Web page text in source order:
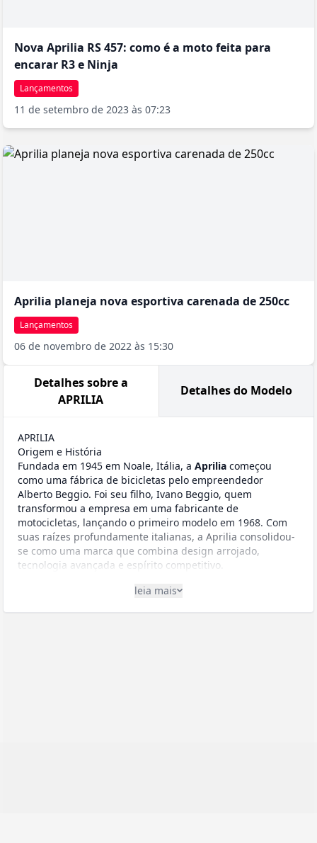
Nova Aprilia RS 457: como é a moto feita para
encarar R3 e Ninja
Lançamentos
11 de setembro de 2023 às 07:23
Aprilia planeja nova esportiva carenada de 250cc
Lançamentos
06 de novembro de 2022 às 15:30
Detalhes sobre a
APRILIA
Detalhes do Modelo
APRILIA
Origem e História
Fundada em 1945 em Noale, Itália, a Aprilia começou
como uma fábrica de bicicletas pelo empreendedor
Alberto Beggio. Foi seu filho, Ivano Beggio, quem
transformou a empresa em uma fabricante de
motocicletas, lançando o primeiro modelo em 1968. Com
suas raízes profundamente italianas, a Aprilia consolidou-
se como uma marca que combina design arrojado,
tecnologia avançada e espírito competitivo.
A Aprilia entrou oficialmente no mercado brasileiro em
leia mais